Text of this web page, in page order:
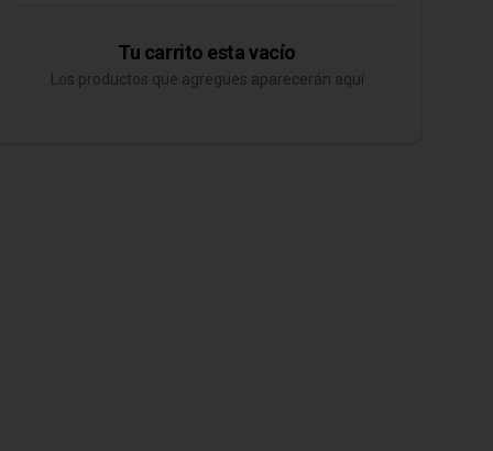
Tu carrito esta vacío
Los productos que agregues aparecerán aquí